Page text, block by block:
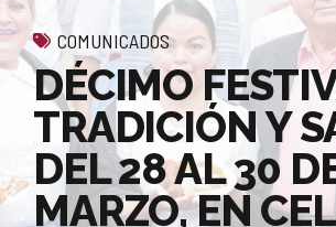
COMUNICADOS
DÉCIMO
TRADICIÓN Y
DEL 28 AL 30
MARZO, EN